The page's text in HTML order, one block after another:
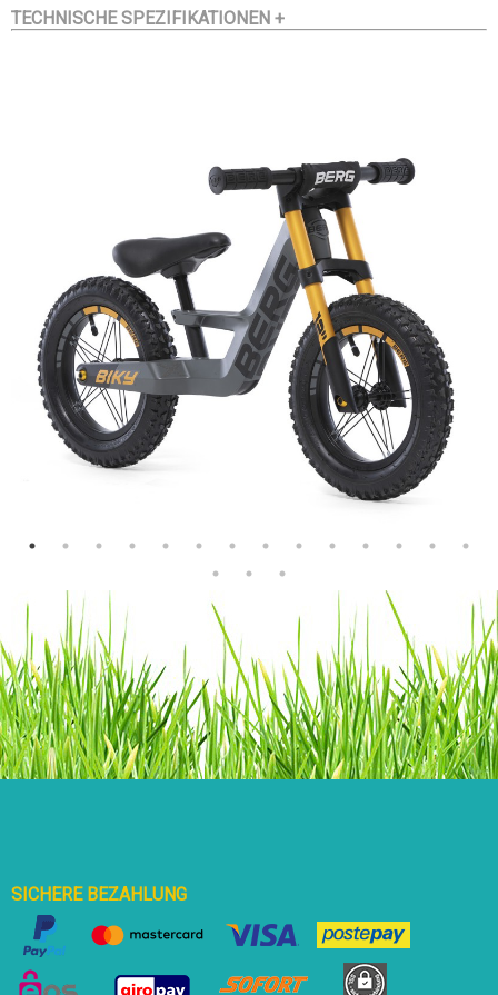
auffällige und coole Erscheinung. Das Fahrrad ist aus
Die Power des Leichtgewicht
Durch den Einsatz neuester Produktionstechniken und
Verwendung leichten Magnesiums konnte BERG einen
besonders stabilen Rahmen mit einem sehr geringen
Gewicht entwickeln. Dadurch lässt sich das Fahrrad sehr
bequem manövrieren und vor allem fantastisch fahren.
Die Wichtigkeit einer guten Ergonomie
Mit seinem tiefen Einstieg und dem höhenverstellbaren
Sattel ist das Biky sehr zugänglich und geeignet für Kinder
mit einer Größe zwischen 85 cm und 120 cm.
mit dem mitgelieferten Inbusschlüssel leicht bedienen. So
stellst du die richtige Höhe einfach und stufenlos ein.
Kontrolliert lenken
Ein Laufrad ist die beste Vorbereitung auf das selbständige
Radfahren. Auf zwei Rädern balancieren und gleichzeitig
lenken (lernen), das ist für kleine Kinder schon eine große
Herausforderung. Um zu verhindern, dass der Lenker
TECHNISCHE SPEZIFIKATIONEN +
SICHERE BEZAHLUNG